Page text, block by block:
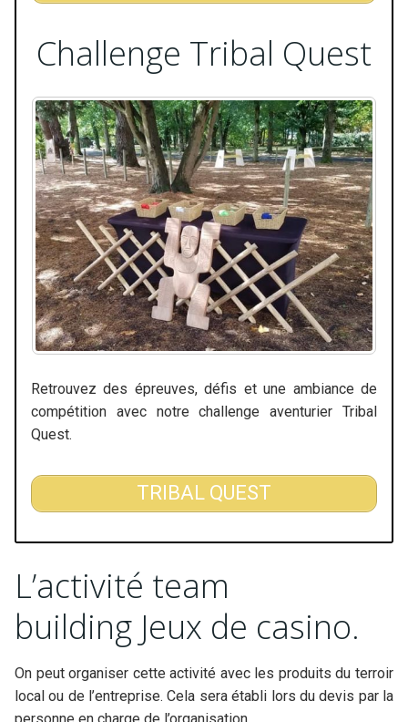
Challenge Tribal Quest
Retrouvez des épreuves, défis et une ambiance de
compétition avec notre challenge aventurier Tribal
Quest.
TRIBAL QUEST
L’activité team
building Jeux de casino.
On peut organiser cette activité avec les produits du terroir
local ou de l’entreprise. Cela sera établi lors du devis par la
personne en charge de l’organisation.